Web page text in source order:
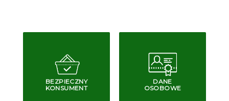
BEZPIECZNY
KONSUMENT
DANE
OSOBOWE